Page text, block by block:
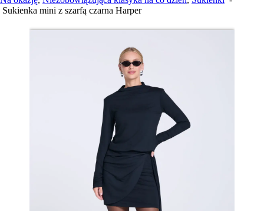
Sukienka mini z szarfą czarna Harper